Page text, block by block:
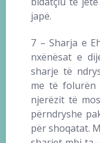
japë.
7 – Sharja e
nxënësat e
sharje të
me të folurën
njerëzit të
përndryshe
për shoqatat.